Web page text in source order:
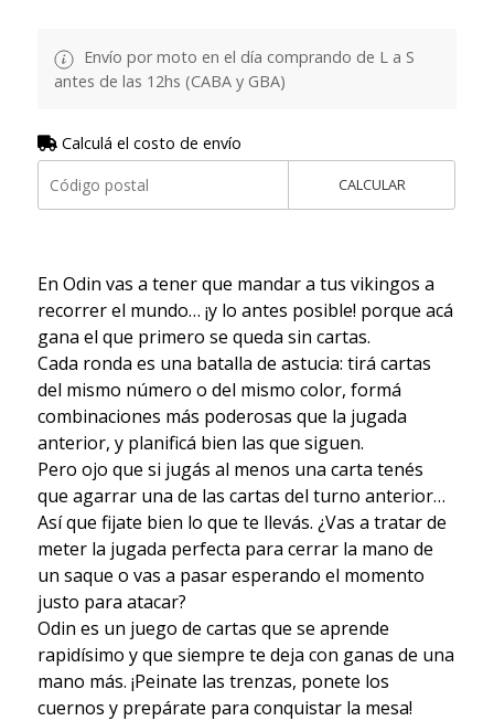
Envío por moto en el día comprando de L a S
antes de las 12hs (CABA y GBA)
Calculá el costo de envío
CALCULAR
En Odin vas a tener que mandar a tus vikingos a
recorrer el mundo… ¡y lo antes posible! porque acá
gana el que primero se queda sin cartas.
Cada ronda es una batalla de astucia: tirá cartas
del mismo número o del mismo color, formá
combinaciones más poderosas que la jugada
anterior, y planificá bien las que siguen.
Pero ojo que si jugás al menos una carta tenés
que agarrar una de las cartas del turno anterior…
Así que fijate bien lo que te llevás. ¿Vas a tratar de
meter la jugada perfecta para cerrar la mano de
un saque o vas a pasar esperando el momento
justo para atacar?
Odin es un juego de cartas que se aprende
rapidísimo y que siempre te deja con ganas de una
mano más. ¡Peinate las trenzas, ponete los
cuernos y prepárate para conquistar la mesa!